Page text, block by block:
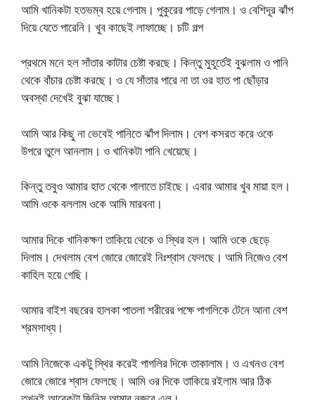
আমি খানিকটা হতভম্ব হয়ে গেলাম। পুকুরের পাড়ে গেলাম। ও বেশিদূর ঝাঁপ
দিয়ে যেতে পারেনি। খুব কাছেই লাফাচ্ছে। চটি গল্প
প্রথমে মনে হল সাঁতার কাটার চেষ্টা করছে। কিন্তু মুহূর্তেই বুঝলাম ও পানি
থেকে বাঁচার চেষ্টা করছে। ও যে সাঁতার পারে না তা ওর হাত পা ছোঁড়ার
অবস্থা দেখেই বুঝা যাচ্ছে।
আমি আর কিছু না ভেবেই পানিতে ঝাঁপ দিলাম। বেশ কসরত করে ওকে
উপরে তুলে আনলাম। ও খানিকটা পানি খেয়েছে।
কিন্তু তবুও আমার হাত থেকে পালাতে চাইছে। এবার আমার খুব মায়া হল।
আমি ওকে বললাম ওকে আমি মারবনা।
আমার দিকে খানিকক্ষণ তাকিয়ে থেকে ও স্থির হল। আমি ওকে ছেড়ে
দিলাম। দেখলাম বেশ জোরে জোরেই নিঃশ্বাস ফেলছে। আমি নিজেও বেশ
কাহিল হয়ে গেছি।
আমার বাইশ বছরের হালকা পাতলা শরীরের পক্ষে পাগলিকে টেনে আনা বেশ
শ্রমসাধ্য।
আমি নিজেকে একটু স্থির করেই পাগলির দিকে তাকালাম। ও এখনও বেশ
জোরে জোরে শ্বাস ফেলছে। আমি ওর দিকে তাকিয়ে রইলাম আর ঠিক